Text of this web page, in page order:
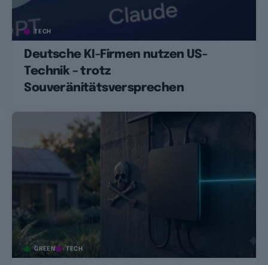
TECH
Deutsche KI-Firmen nutzen US-
Technik – trotz
Souveränitätsversprechen
GREEN TECH